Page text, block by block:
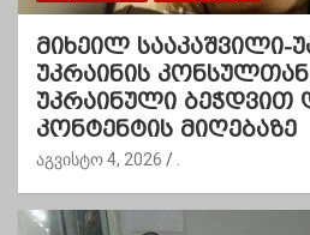
მიხეილ სააკაშვილი-
უკრაინის
უკრაინული ბეჭდვით
კონტენტის მიღებაზე
აგვისტო 4, 2026